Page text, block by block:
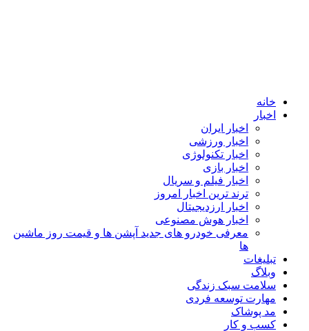
خانه
اخبار
اخبار ایران
اخبار ورزشی
اخبار تکنولوژی
اخبار بازی
اخبار فیلم و سریال
ترند ترین اخبار امروز
اخبار ارزدیجیتال
اخبار هوش مصنوعی
معرفی خودرو های جدید آپشن‌ ها و قیمت روز ماشین‌
ها
تبلیغات
وبلاگ
سلامت سبک زندگی
مهارت توسعه فردی
مد پوشاک
کسب و کار